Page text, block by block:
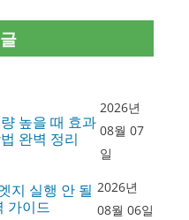
높을 때 효과
완벽 정리
2026년
08월 07
일
지 실행 안 될
가이드
2026년
08월 06일